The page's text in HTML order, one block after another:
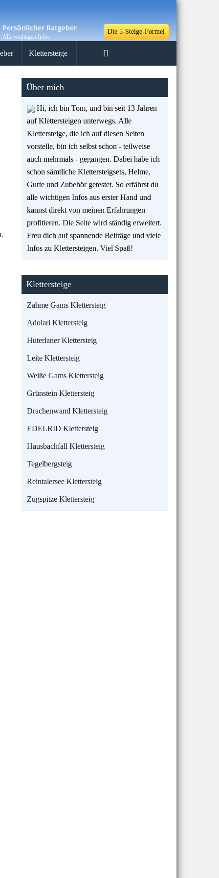
Persönlicher Ratgeber
Alle wichtigen Infos
Die 5-Steige-Formel
Klettersteige
Über mich
Hi, ich bin Tom, und bin seit 13 Jahren
auf Klettersteigen unterwegs. Alle
Klettersteige, die ich auf diesen Seiten
vorstelle, bin ich selbst schon - teilweise
auch mehrmals - gegangen. Dabei habe ich
schon sämtliche Klettersteigsets, Helme,
Gurte und Zubehör getestet. So erfährst du
alle wichtigen Infos aus erster Hand und
kannst direkt von meinen Erfahrungen
profitieren. Die Seite wird ständig erweitert.
Freu dich auf spannende Beiträge und viele
Infos zu Klettersteigen. Viel Spaß!
Klettersteige
Zahme Gams Klettersteig
Adolari Klettersteig
Huterlaner Klettersteig
Leite Klettersteig
Weiße Gams Klettersteig
Grünstein Klettersteig
Drachenwand Klettersteig
EDELRID Klettersteig
Hausbachfall Klettersteig
Tegelbergsteig
Reintalersee Klettersteig
Zugspitze Klettersteig